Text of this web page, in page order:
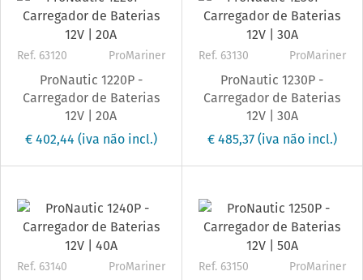
Ref. 63120 ProMariner
ProNautic 1220P -
Carregador de Baterias
12V | 20A
€ 402,44 (iva não incl.)
Ref. 63130 ProMariner
ProNautic 1230P -
Carregador de Baterias
12V | 30A
€ 485,37(iva não incl.)
Ref. 63140 ProMariner Ref. 63150 ProMariner